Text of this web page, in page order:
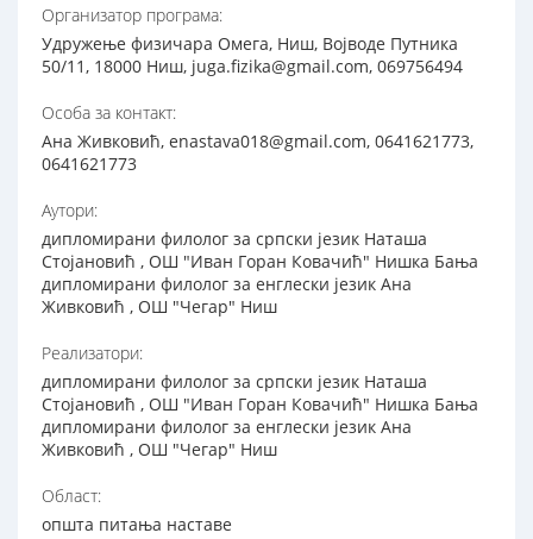
Организатор програма:
Удружење физичара Омега, Ниш, Војводе Путника
50/11, 18000 Ниш, juga.fizika@gmail.com, 069756494
Особа за контакт:
Ана Живковић, enastava018@gmail.com, 0641621773,
0641621773
Аутори:
дипломирани филолог за српски језик Наташа
Стојановић , ОШ "Иван Горан Ковачић" Нишка Бања
дипломирани филолог за енглески језик Ана
Живковић , ОШ "Чегар" Ниш
Реализатори:
дипломирани филолог за српски језик Наташа
Стојановић , ОШ "Иван Горан Ковачић" Нишка Бања
дипломирани филолог за енглески језик Ана
Живковић , ОШ "Чегар" Ниш
Област:
општа питања наставе